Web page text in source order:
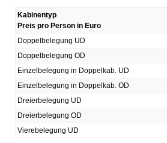
Kabinentyp
Preis pro Person in Euro
Doppelbelegung UD
Doppelbelegung OD
Einzelbelegung in Doppelkab. UD
Einzelbelegung in Doppelkab. OD
Dreierbelegung UD
Dreierbelegung OD
Vierebelegung UD